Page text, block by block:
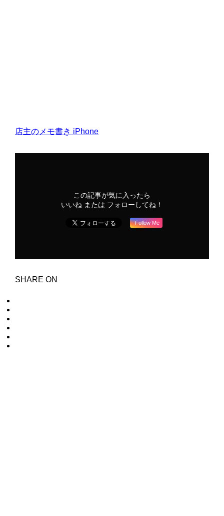
店主のメモ書き iPhone
この記事が気に入ったら
いいね または フォローしてね！
Follow Me
SHARE ON